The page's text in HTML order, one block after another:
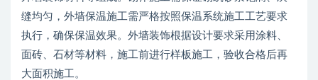
缝均匀，外墙保温施工需严格按照保温系统施工工艺要求
执行，确保保温效果。外墙装饰根据设计要求采用涂料、
面砖、石材等材料，施工前进行样板施工，验收合格后再
大面积施工。